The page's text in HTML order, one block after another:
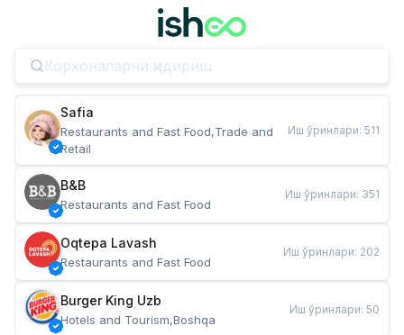
Safia
Restaurants and Fast Food,Trade and
Retail
Иш ўринлари: 511
B&B
Restaurants and Fast Food
Иш ўринлари: 351
Oqtepa Lavash
Restaurants and Fast Food
Иш ўринлари: 202
Burger King Uzb
Hotels and Tourism,Boshqa
Иш ўринлари: 50